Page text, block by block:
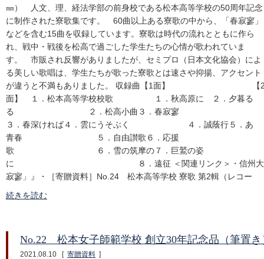
㎜） 人文、理、経法学部の前身校である松本高等学校の50周年記念
に制作された寮歌集です。 60曲以上ある寮歌の中から、「春寂寥」
などを含む15曲を収録しています。寮歌は時代の流れとともに作ら
れ、戦中・戦後を松高で過ごした学生たちの心情が歌われていま
す。 市販され反響がありましたが、セミプロ（日本文化協会）によ
る美しい歌唱は、学生たちが歌った寮歌とは速さや抑揚、アクセント
が違うと不満もありました。 収録曲【1面】 【
面】 １．松本高等学校校歌 １．秋高原に ２．夕暮る
る ２．松高小曲３．春寂寥
３．春深ければ４．雲にうそぶく ４．誠蔭行５．あゝ
青春 ５．自由讃歌６．応援
歌 ６．雪の筑摩の７．巨鷲の姿 ７
に ８．遠征 ＜関連リンク＞・信州大学 信大独
寂寥」』・［寄贈資料］No.24 松本高等学校 寮歌 第2輯（レコー
続きを読む
No.22 松本女子師範学校 創立30年記念品（筆置き
2021.08.10 [ 寄贈資料 ]